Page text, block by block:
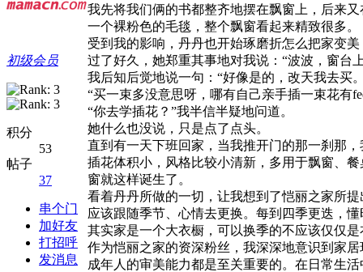
初级会员
积分
53
帖子
37
串个门
加好友
打招呼
发消息
我先将我们俩的书都整齐地摆在飘窗上，后来
一个裸粉色的毛毯，整个飘窗看起来精致很多。
受到我的影响，丹丹也开始琢磨折怎么把家变
过了好久，她郑重其事地对我说：“波波，窗台
我后知后觉地说一句：“好像是的，改天我去买
“买一束多没意思呀，哪有自己亲手插一束花有
“你去学插花？”我半信半疑地问道。
她什么也没说，只是点了点头。
直到有一天下班回家，当我推开门的那一刹那
插花体积小，风格比较小清新，多用于飘窗、
窗就这样诞生了。
看着丹丹所做的一切，让我想到了恺丽之家所
应该跟随季节、心情去更换。每到四季更迭，
其实家是一个大衣橱，可以换季的不应该仅仅
作为恺丽之家的资深粉丝，我深深地意识到家
成年人的审美能力都是至关重要的。在日常生